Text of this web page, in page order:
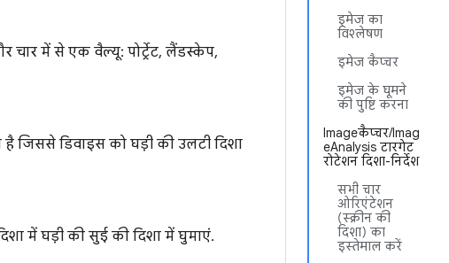
इमेज का
विश्लेषण
इमेज कैप्चर
इमेज के घूमने
की पुष्टि करना
Imageकैप्चर/Imag
eAnalysis टारगेट
रोटेशन दिशा-निर्देश
सभी चार
ओरिएंटेशन
(स्क्रीन की
दिशा) का
इस्तेमाल करें
में से एक वैल्यू: पोर्ट्रेट, लैंडस्केप,
है जिससे डिवाइस को घड़ी की उलटी दिशा
में घड़ी की सुई की दिशा में घुमाएं.